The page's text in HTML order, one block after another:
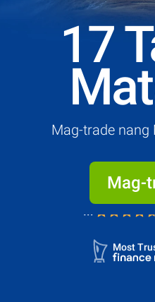
17
Mag-trade nang
Mag-
4.7